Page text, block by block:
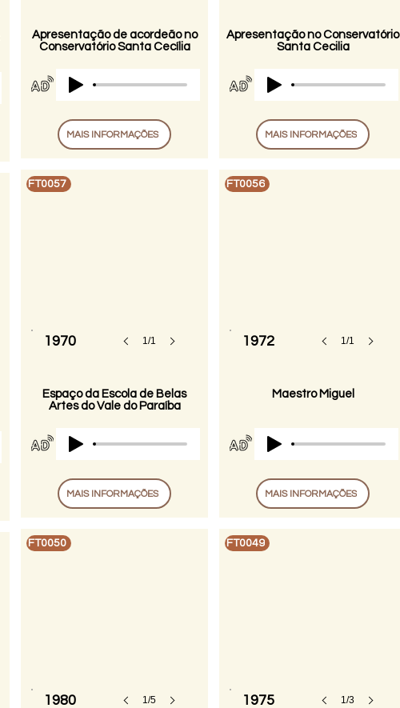
Apresentação de acordeão no
Conservatório Santa Cecília
MAIS INFORMAÇÕES
FT0057
1970 1/1
Espaço da Escola de Belas
Artes do Vale do Paraíba
MAIS INFORMAÇÕES
FT0050
1980 1/5
Apresentação no Conservatório
Santa Cecilia
MAIS INFORMAÇÕES
FT0056
1972 1/1
Maestro Miguel
MAIS INFORMAÇÕES
FT0049
1975 1/3